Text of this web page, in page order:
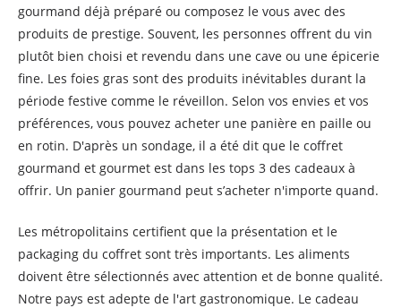
gourmand déjà préparé ou composez le vous avec des
produits de prestige. Souvent, les personnes offrent du vin
plutôt bien choisi et revendu dans une cave ou une épicerie
fine. Les foies gras sont des produits inévitables durant la
période festive comme le réveillon. Selon vos envies et vos
préférences, vous pouvez acheter une panière en paille ou
en rotin. D'après un sondage, il a été dit que le coffret
gourmand et gourmet est dans les tops 3 des cadeaux à
offrir. Un panier gourmand peut s’acheter n'importe quand.
Les métropolitains certifient que la présentation et le
packaging du coffret sont très importants. Les aliments
doivent être sélectionnés avec attention et de bonne qualité.
Notre pays est adepte de l'art gastronomique. Le cadeau